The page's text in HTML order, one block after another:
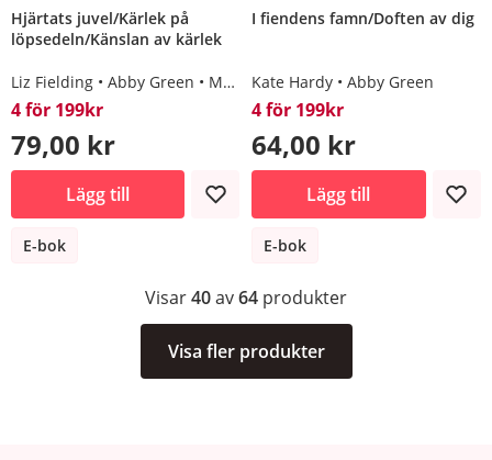
Hjärtats juvel/Kärlek på
löpsedeln/Känslan av kärlek
Liz Fielding Abby Green Maggie Cox
4 för 199kr
79,00 kr
Lägg till
E-bok
I fiendens famn/Doften av dig
Kate Hardy Abby Green
4 för 199kr
64,00 kr
Lägg till
E-bok
Visar40av64 produkter
Visa fler produkter